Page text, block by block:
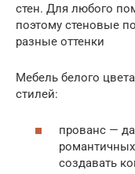
стен. Для любого
поэтому стеновые
разные оттенки
Мебель белого
стилей:
прованс —
создавать